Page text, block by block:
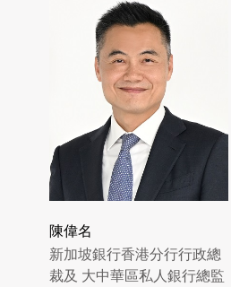
陳偉名
新加坡銀行香港分行行政總
裁及 大中華區私人銀行總監